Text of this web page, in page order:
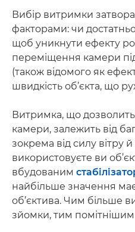
Вибір витримки
факторами: чи
щоб уникнути ефекту
переміщення камери
(також відомого як
швидкість об’єкта, що
Витримка, що
камери, залежить від
зокрема від силу вітру й
використовуєте ви
вбудованим
найбільше значення
об’єктива. Чим більше
зйомки, тим помітнішим